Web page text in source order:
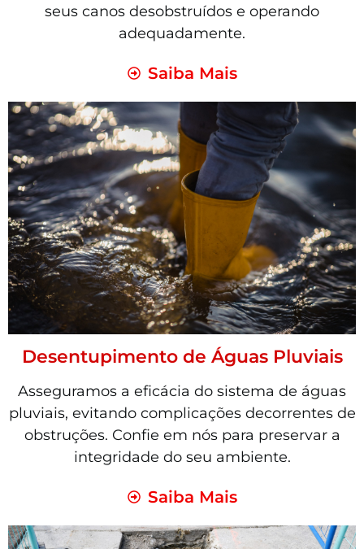
seus canos desobstruídos e operando
adequadamente.
Saiba Mais
Desentupimento de Águas Pluviais
Asseguramos a eficácia do sistema de águas
pluviais, evitando complicações decorrentes de
obstruções. Confie em nós para preservar a
integridade do seu ambiente.
Saiba Mais